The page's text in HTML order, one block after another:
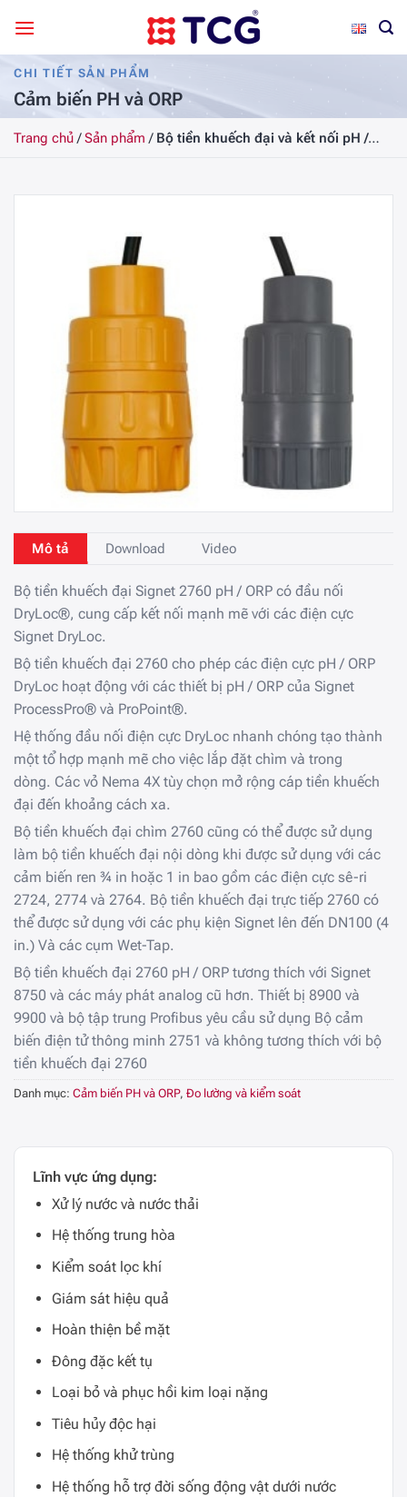
qua
nội
dungCHI TIẾT SẢN PHẨM
Cảm biến PH và ORP
Trang chủ/Sản phẩm / Bộ tiền khuếch đại và kết nối pH /
Mô tả Download Video
Bộ tiền khuếch đại Signet 2760 pH / ORP có đầu nối
DryLoc®, cung cấp kết nối mạnh mẽ với các điện cực
Signet DryLoc.
Bộ tiền khuếch đại 2760 cho phép các điện cực pH / ORP
DryLoc hoạt động với các thiết bị pH / ORP của Signet
ProcessPro® và ProPoint®.
Hệ thống đầu nối điện cực DryLoc nhanh chóng tạo thành
một tổ hợp mạnh mẽ cho việc lắp đặt chìm và trong
dòng. Các vỏ Nema 4X tùy chọn mở rộng cáp tiền khuếch
đại đến khoảng cách xa.
Bộ tiền khuếch đại chìm 2760 cũng có thể được sử dụng
làm bộ tiền khuếch đại nội dòng khi được sử dụng với các
cảm biến ren ¾ in hoặc 1 in bao gồm các điện cực sê-ri
2724, 2774 và 2764. Bộ tiền khuếch đại trực tiếp 2760 có
thể được sử dụng với các phụ kiện Signet lên đến DN100 (4
in.) Và các cụm Wet-Tap.
Bộ tiền khuếch đại 2760 pH / ORP tương thích với Signet
8750 và các máy phát analog cũ hơn. Thiết bị 8900 và
9900 và bộ tập trung Profibus yêu cầu sử dụng Bộ cảm
biến điện tử thông minh 2751 và không tương thích với bộ
tiền khuếch đại 2760
Danh mục: Cảm biến PH và ORP, Đo lường và kiểm soát
Lĩnh vực ứng dụng:
Xử lý nước và nước thải
Hệ thống trung hòa
Kiểm soát lọc khí
Giám sát hiệu quả
Hoàn thiện bề mặt
Đông đặc kết tụ
Loại bỏ và phục hồi kim loại nặng
Tiêu hủy độc hại
Hệ thống khử trùng
Hệ thống hỗ trợ đời sống động vật dưới nước